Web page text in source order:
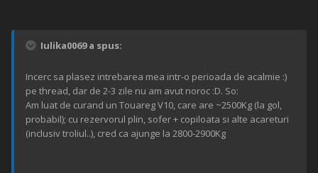
Iulika0069 a spus:
Incerc sa plasez intrebarea mea intr-o perioada de acalmie :)
pe thread, dar de 2-3 zile nu am avut noroc :D. So:
Am luat de curand un Touareg V10, care are ~2500Kg (la gol,
probabil); cu rezervorul plin, sofer + copiloata si alte acareturi
(inclusiv troliul..), cred ca ajunge la 2800-2900Kg